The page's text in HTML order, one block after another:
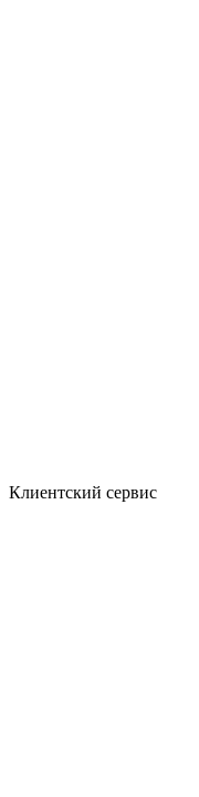
Клиентский сервис